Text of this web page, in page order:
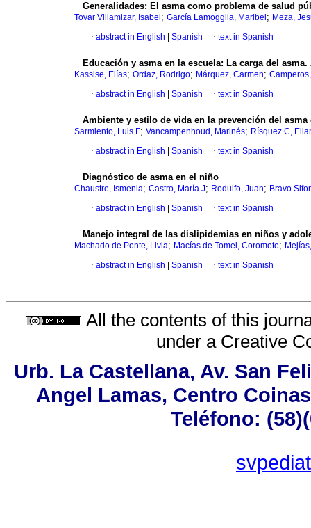
· Generalidades: El asma como problema de salud
Tovar Villamizar, Isabel ; García Lamogglia, Maribel ; Meza,
· abstract in English Spanish · text in Spanish
· Educación y asma en la escuela: La carga del
Kassise, Elías; Ordaz, Rodrigo; Márquez, Carmen;
· abstract in English Spanish · text in Spanish
· Ambiente y estilo de vida en la prevención del asma
Sarmiento, Luis F; Vancampenhoud, Marinés; Rísquez C,
· abstract in English Spanish · text in Spanish
· Diagnóstico de asma en el niño
Chaustre, Ismenia; Castro, María J; Rodulfo, Juan; Bravo
· abstract in English Spanish · text in Spanish
· Manejo integral de las dislipidemias en niños y
Machado de Ponte, Livia; Macías de Tomei, Coromoto;
· abstract in English Spanish · text in Spanish
All the contents of this
under a Creative
Urb. La Castellana, Av. San
Angel Lamas, Centro
Teléfono: